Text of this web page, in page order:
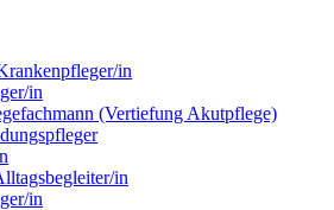
in
in
(Vertiefung Akutpflege)
in
in